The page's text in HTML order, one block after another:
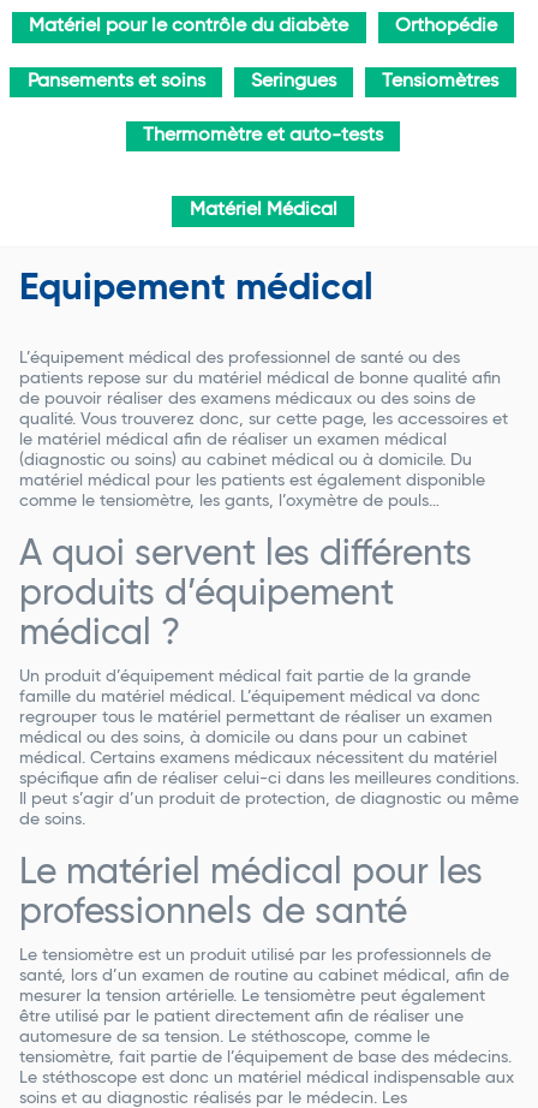
Matériel pour le contrôle du diabète Orthopédie
Pansements et soins Seringues Tensiomètres
Thermomètre et auto-tests
Matériel Médical
Equipement médical
L’équipement médical des professionnel de santé ou des
patients repose sur du matériel médical de bonne qualité afin
de pouvoir réaliser des examens médicaux ou des soins de
qualité. Vous trouverez donc, sur cette page, les accessoires et
le matériel médical afin de réaliser un examen médical
(diagnostic ou soins) au cabinet médical ou à domicile. Du
matériel médical pour les patients est également disponible
comme le tensiomètre, les gants, l’oxymètre de pouls…
A quoi servent les différents
produits d’équipement
médical ?
Un produit d’équipement médical fait partie de la grande
famille du matériel médical. L’équipement médical va donc
regrouper tous le matériel permettant de réaliser un examen
médical ou des soins, à domicile ou dans pour un cabinet
médical. Certains examens médicaux nécessitent du matériel
spécifique afin de réaliser celui-ci dans les meilleures conditions.
Il peut s’agir d’un produit de protection, de diagnostic ou même
de soins.
Le matériel médical pour les
professionnels de santé
Le tensiomètre est un produit utilisé par les professionnels de
santé, lors d’un examen de routine au cabinet médical, afin de
mesurer la tension artérielle. Le tensiomètre peut également
être utilisé par le patient directement afin de réaliser une
automesure de sa tension. Le stéthoscope, comme le
tensiomètre, fait partie de l’équipement de base des médecins.
Le stéthoscope est donc un matériel médical indispensable aux
soins et au diagnostic réalisés par le médecin. Les